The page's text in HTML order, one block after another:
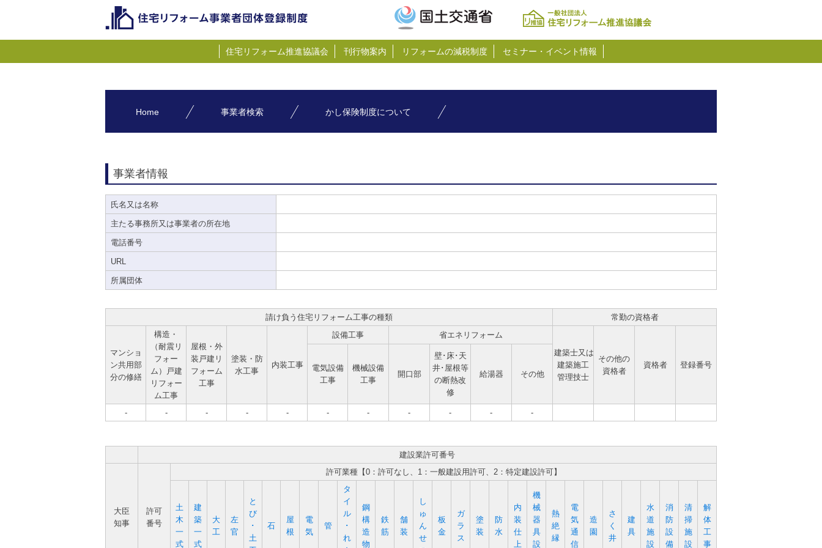
住宅リフォーム推進協議会 刊行物案内 リフォームの減税制度 セミナー・イベント情報
Home 事業者検索 かし保険制度について
事業者情報
氏名又は名称
主たる事務所又は事業者の所在地
電話番号
URL
所属団体
請け負う住宅リフォーム工事の種類 常勤の資格者
マンショ
ン共用部
分の修繕
構造・
（耐震リ
フォー
ム）戸建
リフォー
ム工事
屋根・外
装戸建リ
フォーム
工事
塗装・防
水工事
内装工事
設備工事
省エネリフォーム
建築士又は
建築施工
管理技士
その他の
資格者
資格者 登録番号
電気設備
工事
機械設備
工事
開口部
壁･床･天
井･屋根等
の断熱改
修
給湯器 その他
- - - - - - - - - - -
建設業許可番号
大臣
知事
許可
番号
許可業種【0：許可なし、1：一般建設用許可、2：特定建設許可】
土
木
一
式
建
築
一
式
大
工
左
官
と
び
･
土
石
屋
根
電
気
管
タ
イ
ル
･
れ
鋼
構
造
物
鉄
筋
舗
装
し
ゅ
ん
せ
板
金
ガ
ラ
ス
塗
装
防
水
内
装
仕
上
機
械
器
具
設
熱
絶
縁
電
気
通
信
造
園
さ
く
井
建
具
水
道
施
設
消
防
設
備
清
掃
施
設
解
体
工
事